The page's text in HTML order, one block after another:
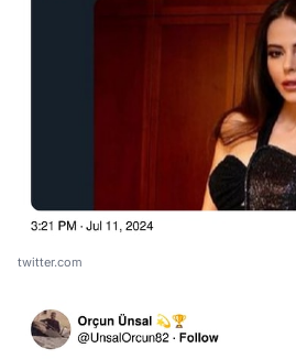
twitter.com